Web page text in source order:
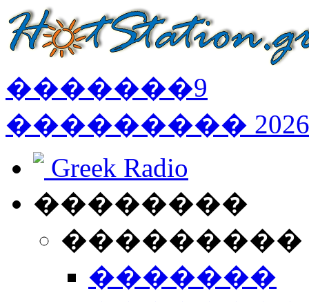
�������9
��������� 2026
Greek Radio
��������
�������